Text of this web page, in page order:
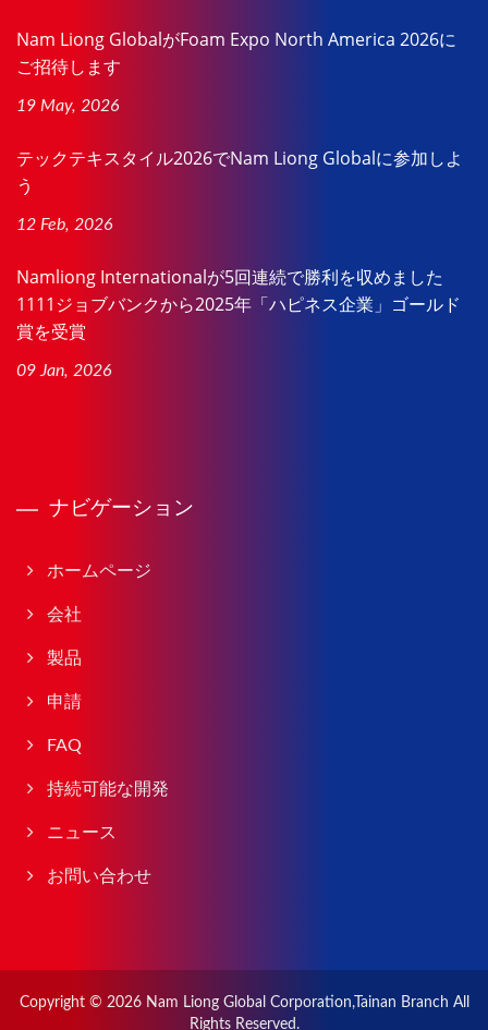
Nam Liong GlobalがFoam Expo North America 2026に
ご招待します
19 May, 2026
テックテキスタイル2026でNam Liong Globalに参加しよ
う
12 Feb, 2026
Namliong Internationalが5回連続で勝利を収めました
1111ジョブバンクから2025年「ハピネス企業」ゴールド
賞を受賞
09 Jan, 2026
ナビゲーション
ホームページ
会社
製品
申請
FAQ
持続可能な開発
ニュース
お問い合わせ
Copyright © 2026 Nam Liong Global Corporation,Tainan Branch All
Rights Reserved.